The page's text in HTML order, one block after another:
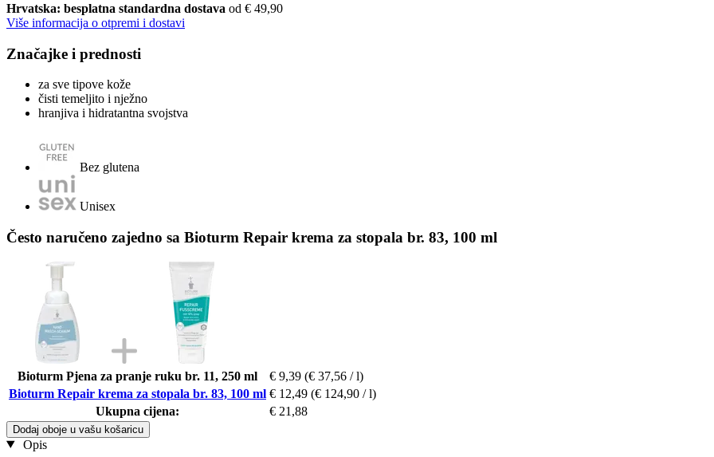
Hrvatska: besplatna standardna dostava od € 49,90
Više informacija o otpremi i dostavi
Značajke i prednosti
za sve tipove kože
čisti temeljito i nježno
hranjiva i hidratantna svojstva
Bez glutena
Unisex
Često naručeno zajedno sa Bioturm Repair krema za stopala br. 83, 100 ml
Bioturm Pjena za pranje ruku br. 11, 250 ml € 9,39 (€ 37,56 / l)
Bioturm Repair krema za stopala br. 83, 100 ml € 12,49 (€ 124,90 / l)
Ukupna cijena:
€ 21,88
Dodaj oboje u vašu košaricu
Opis